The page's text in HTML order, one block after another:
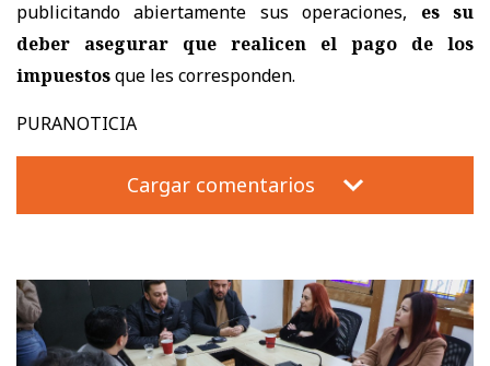
publicitando abiertamente sus operaciones, es su
deber asegurar que realicen el pago de los
impuestosque les corresponden.
PURANOTICIA
Cargar comentarios